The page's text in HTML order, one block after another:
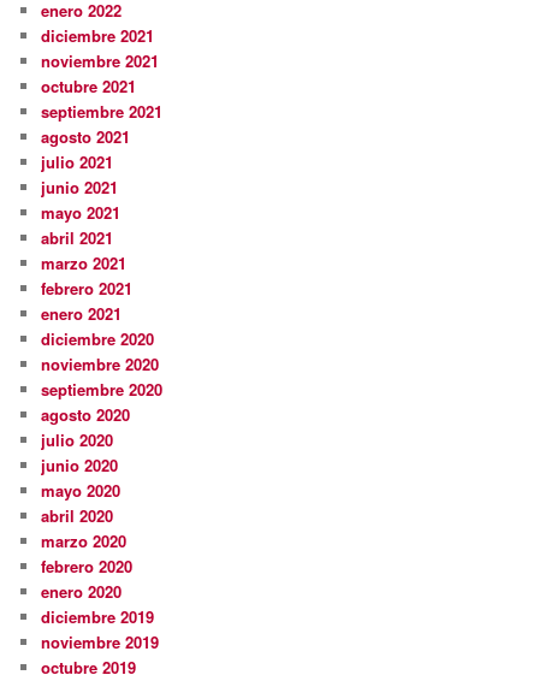
enero 2022
diciembre 2021
noviembre 2021
octubre 2021
septiembre 2021
agosto 2021
julio 2021
junio 2021
mayo 2021
abril 2021
marzo 2021
febrero 2021
enero 2021
diciembre 2020
noviembre 2020
septiembre 2020
agosto 2020
julio 2020
junio 2020
mayo 2020
abril 2020
marzo 2020
febrero 2020
enero 2020
diciembre 2019
noviembre 2019
octubre 2019